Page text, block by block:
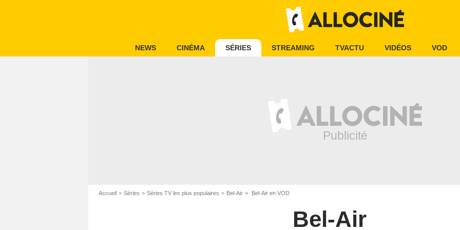
NEWS CINÉMA SÉRIES STREAMING TVACTU VIDÉOS VOD
Accueil Séries Séries TV les plus populaires Bel-Air Bel-Air en VOD
Bel-Air